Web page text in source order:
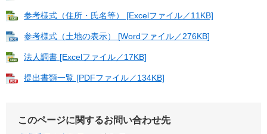
参考様式（住所・氏名等） [Excelファイル／11KB]
参考様式（土地の表示） [Wordファイル／276KB]
法人調書 [Excelファイル／17KB]
提出書類一覧 [PDFファイル／134KB]
このページに関するお問い合わせ先